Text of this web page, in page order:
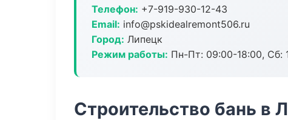
Телефон: +7-919-930-12-43
Email: info@pskidealremont506.ru
Город: Липецк
Режим работы: Пн-Пт: 09:00-18:00, Сб:
Строительство бань в